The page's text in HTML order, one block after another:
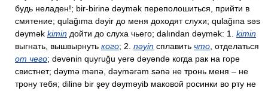
будь неладен!; bir-birinə dəymək переполошиться, прийти в
смятение; qulağıma dəyir до меня доходят слухи; qulağına səs
dəymək kimin дойти до слуха чьего; dalından dəymək: 1. kimin
выгнать, вышвырнуть кого; 2. nəyin сплавить что , отделаться
от чего; dəvənin quyruğu yerə dəyəndə когда рак на горе
свистнет; dəymə mənə, dəymərəm sənə не тронь меня – не
трону тебя; dilinə bir şey dəyməyib маковой росинки во рту не